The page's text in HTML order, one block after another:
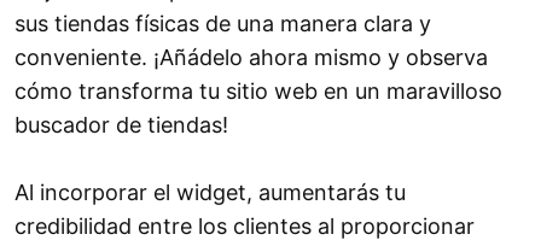
sus tiendas físicas de una manera clara y
conveniente. ¡Añádelo ahora mismo y observa
cómo transforma tu sitio web en un maravilloso
buscador de tiendas!
Al incorporar el widget, aumentarás tu
credibilidad entre los clientes al proporcionar